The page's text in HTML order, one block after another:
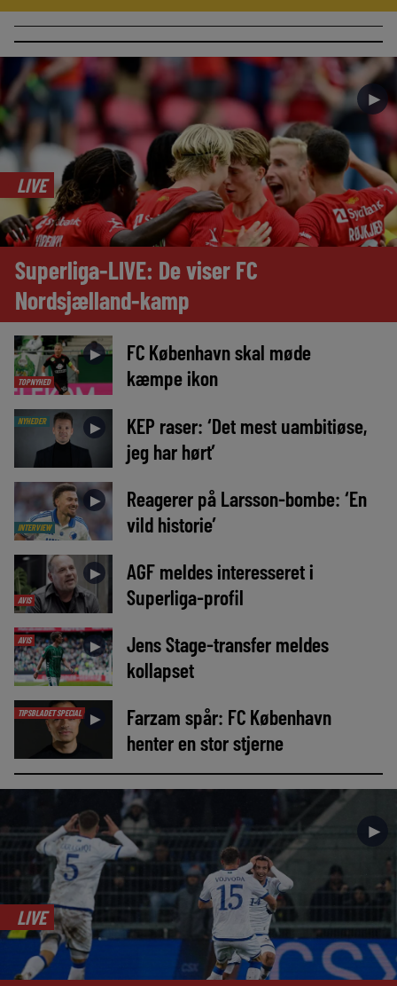
►
LIVE
Superliga-LIVE: De viser FC
Nordsjælland-kamp
TOPNYHED
►
FC København skal møde
kæmpe ikon
NYHEDER ►
KEP raser: ‘Det mest uambitiøse,
jeg har hørt’
INTERVIEW
►
Reagerer på Larsson-bombe: ‘En
vild historie’
AVIS
►
AGF meldes interesseret i
Superliga-profil
AVIS ►
Jens Stage-transfer meldes
kollapset
TIPSBLADET SPECIAL ►
Farzam spår: FC København
henter en stor stjerne
►
LIVE